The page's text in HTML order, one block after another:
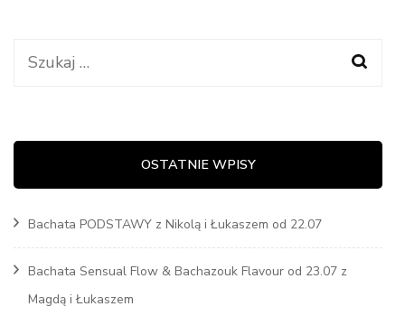
Szukaj:
OSTATNIE WPISY
Bachata PODSTAWY z Nikolą i Łukaszem od 22.07
Bachata Sensual Flow & Bachazouk Flavour od 23.07 z
Magdą i Łukaszem